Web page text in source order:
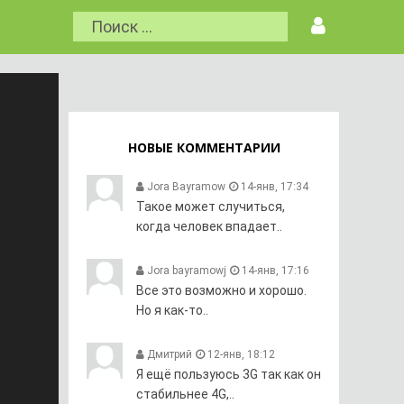
НОВЫЕ КОММЕНТАРИИ
Jora Bayramow 14-янв, 17:34
Такое может случиться,
когда человек впадает..
Jora bayramowj 14-янв, 17:16
Все это возможно и хорошо.
Но я как-то..
Дмитрий 12-янв, 18:12
Я ещё пользуюсь 3G так как он
стабильнее 4G,..